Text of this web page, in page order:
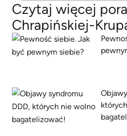
Czytaj więcej
Chrapińskiej-